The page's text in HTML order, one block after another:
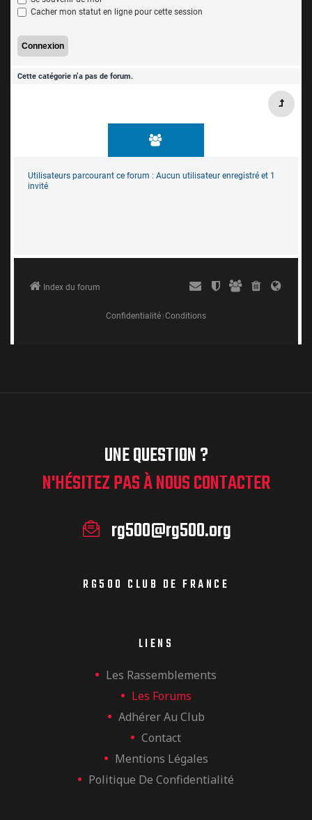
UNE QUESTION ?
N'HÉSITEZ PAS À NOUS CONTACTER
rg500@rg500.org
RG500 CLUB DE FRANCE
LIENS
Les Rassemblements
Les Forums
Adhérer Au Club
Contact
Mentions Légales
Politique De Confidentialité